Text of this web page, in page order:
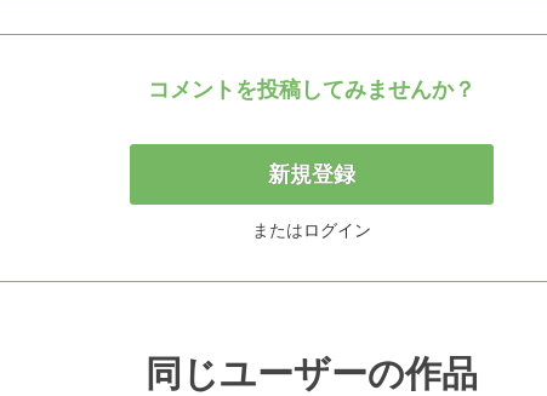
コメントを投稿してみませんか？
新規登録
またはログイン
同じユーザーの作品